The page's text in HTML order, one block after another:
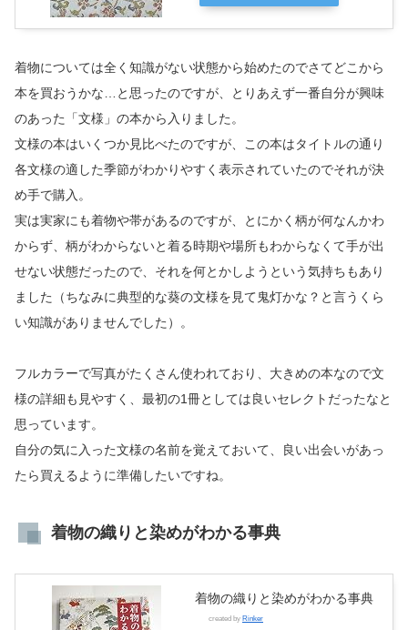
着物については全く知識がない状態から始めたのでさてどこから
本を買おうかな…と思ったのですが、とりあえず一番自分が興味
のあった「文様」の本から入りました。
文様の本はいくつか見比べたのですが、この本はタイトルの通り
各文様の適した季節がわかりやすく表示されていたのでそれが決
め手で購入。
実は実家にも着物や帯があるのですが、とにかく柄が何なんかわ
からず、柄がわからないと着る時期や場所もわからなくて手が出
せない状態だったので、それを何とかしようという気持ちもあり
ました（ちなみに典型的な葵の文様を見て鬼灯かな？と言うくら
い知識がありませんでした）。
フルカラーで写真がたくさん使われており、大きめの本なので文
様の詳細も見やすく、最初の1冊としては良いセレクトだったなと
思っています。
自分の気に入った文様の名前を覚えておいて、良い出会いがあっ
たら買えるように準備したいですね。
着物の織りと染めがわかる事典
着物の織りと染めがわかる事典
created by Rinker